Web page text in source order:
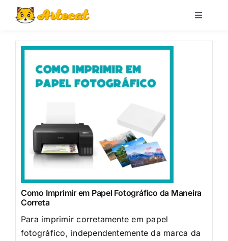
Pular
para
conteúdo
Toggle
Carrinho
por:
Como Imprimir em Papel Fotográfico da Maneira
Correta
Para imprimir corretamente em papel
fotográfico, independentemente da marca da